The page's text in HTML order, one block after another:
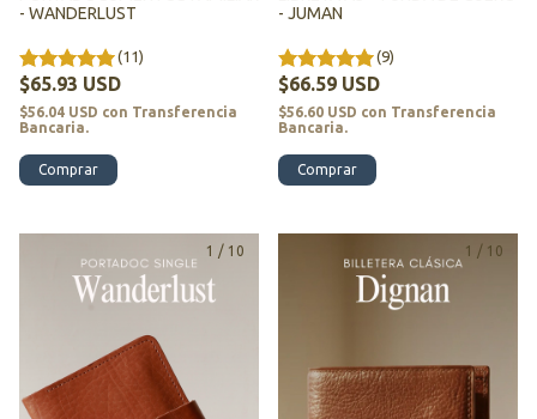
- WANDERLUST
(11)
$65.93 USD
$56.04 USD con Transferencia
Bancaria.
Comprar
- JUMAN
(9)
$66.59 USD
$56.60 USD con Transferencia
Bancaria.
Comprar
1 / 10 1 / 10